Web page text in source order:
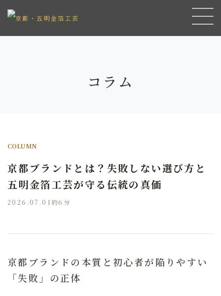
コラム
COLUMN
京都ブランドとは？失敗しない選び方と
五明金箔工芸が守る伝統の真価
2026.07.01約6分
京都ブランドの本質と初心者が陥りやすい
「失敗」の正体